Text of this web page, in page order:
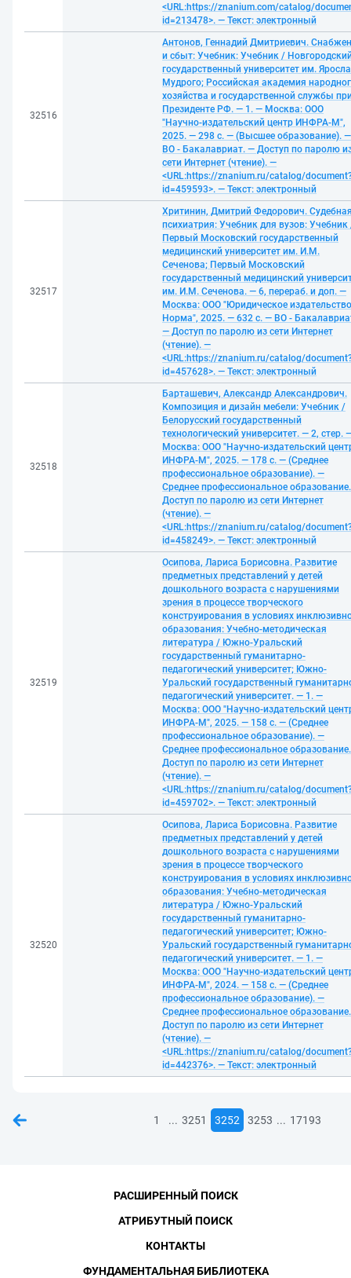
<URL:https://znanium.com/catalog/
id=213478>. — Текст: электронный
32516
Антонов, Геннадий Дмитриевич.
и сбыт: Учебник: Учебник /
государственный университет им.
Мудрого; Российская академия
хозяйства и государственной службы
Президенте РФ. — 1. — Москва: ООО
"Научно-издательский центр ИНФРА-М",
2025. — 298 с. — (Высшее образование). —
ВО - Бакалавриат. — Доступ по паролю
сети Интернет (чтение). —
<URL:https://znanium.ru/catalog/
id=459593>. — Текст: электронный
32517
Хритинин, Дмитрий Федорович.
психиатрия: Учебник для вузов: Учебник
Первый Московский государственный
медицинский университет им. И.М.
Сеченова; Первый Московский
государственный медицинский
им. И.М. Сеченова. — 6, перераб. и доп. —
Москва: ООО "Юридическое издательство
Норма", 2025. — 632 с. — ВО -
— Доступ по паролю из сети Интернет
(чтение). —
<URL:https://znanium.ru/catalog/
id=457628>. — Текст: электронный
32518
Барташевич, Александр Александрович.
Композиция и дизайн мебели: Учебник /
Белорусский государственный
технологический университет. — 2, стер.
Москва: ООО "Научно-издательский
ИНФРА-М", 2025. — 178 с. — (Среднее
профессиональное образование). —
Среднее профессиональное
Доступ по паролю из сети Интернет
(чтение). —
<URL:https://znanium.ru/catalog/
id=458249>. — Текст: электронный
32519
Осипова, Лариса Борисовна. Развитие
предметных представлений у детей
дошкольного возраста с нарушениями
зрения в процессе творческого
конструирования в условиях
образования: Учебно-методическая
литература / Южно-Уральский
государственный гуманитарно-
педагогический университет; Южно-
Уральский государственный
педагогический университет. — 1. —
Москва: ООО "Научно-издательский
ИНФРА-М", 2025. — 158 с. — (Среднее
профессиональное образование). —
Среднее профессиональное
Доступ по паролю из сети Интернет
(чтение). —
<URL:https://znanium.ru/catalog/
id=459702>. — Текст: электронный
32520
Осипова, Лариса Борисовна. Развитие
предметных представлений у детей
дошкольного возраста с нарушениями
зрения в процессе творческого
конструирования в условиях
образования: Учебно-методическая
литература / Южно-Уральский
государственный гуманитарно-
педагогический университет; Южно-
Уральский государственный
педагогический университет. — 1. —
Москва: ООО "Научно-издательский
ИНФРА-М", 2024. — 158 с. — (Среднее
профессиональное образование). —
Среднее профессиональное
Доступ по паролю из сети Интернет
(чтение). —
<URL:https://znanium.ru/catalog/
id=442376>. — Текст: электронный
1 ... 3251 3252 3253 ... 17193
РАСШИРЕННЫЙ ПОИСК
АТРИБУТНЫЙ ПОИСК
КОНТАКТЫ
ФУНДАМЕНТАЛЬНАЯ БИБЛИОТЕКА